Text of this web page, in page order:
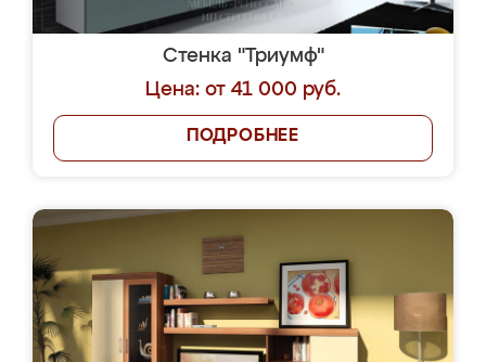
Стенка "Триумф"
Цена: от 41 000 руб.
ПОДРОБНЕЕ